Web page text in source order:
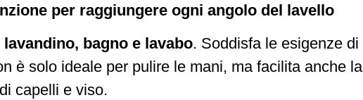
per raggiungere ogni angolo del lavello
bagno e lavabo. Soddisfa le esigenze di
è solo ideale per pulire le mani, ma facilita anche la
capelli e viso.